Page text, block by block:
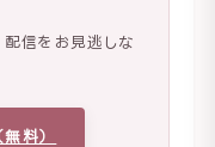
信をお見逃しな
料）